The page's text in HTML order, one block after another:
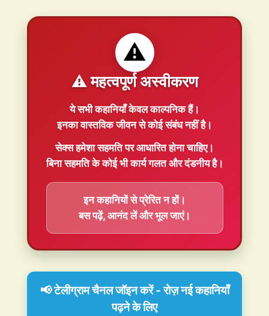
⚠️
⚠️ महत्वपूर्ण अस्वीकरण
ये सभी कहानियाँकेवल काल्पनिकहैं।
इनका वास्तविक जीवन से कोई संबंध नहीं है।
सेक्स हमेशासहमतिपर आधारित होना चाहिए।
बिना सहमति के कोई भी कार्य गलत और दंडनीय है।
इन कहानियों से प्रेरित न हों।
बस पढ़ें, आनंद लें और भूल जाएं।
📢 टेलीग्राम चैनल जॉइन करें - रोज़ नई कहानियाँ
पढ़ने के लिए